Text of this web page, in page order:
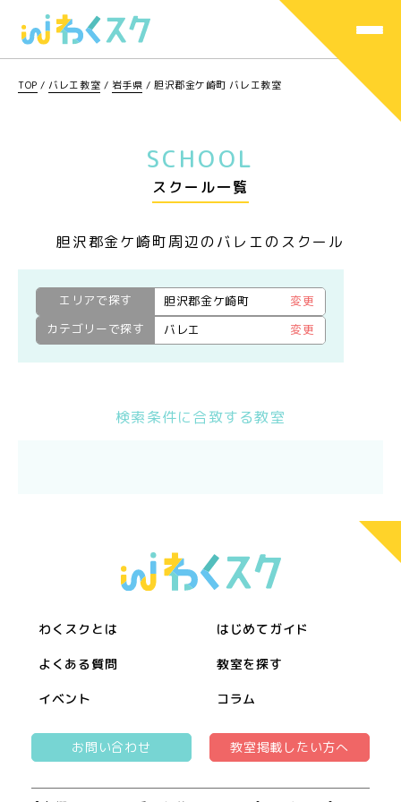
TOP / バレエ教室 / 岩手県 /胆沢郡金ケ崎町 バレエ教室
SCHOOL
スクール一覧
胆沢郡金ケ崎町周辺のバレエのスクール
エリアで探す 胆沢郡金ケ崎町
変更
カテゴリーで探す
バレエ 変更
検索条件に合致する教室
わくスクとは はじめてガイド
よくある質問 教室を探す
イベント コラム
お問い合わせ 教室掲載したい方へ